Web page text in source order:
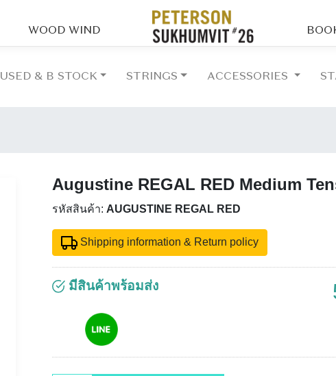
WOOD WIND
USED & B STOCK STRINGS ACCESSORIES
Augustine REGAL RED Medium
รหัสสินค้า: AUGUSTINE REGAL RED
Shipping information & Return policy
มีสินค้าพร้อมส่ง